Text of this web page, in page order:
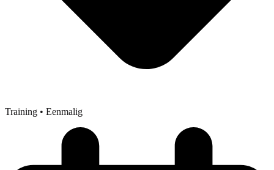
Training • Eenmalig